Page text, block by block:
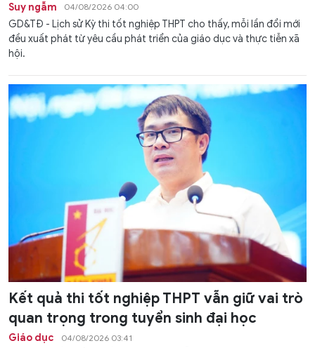
Suy ngẫm 04/08/2026 04:00
GD&TĐ - Lịch sử Kỳ thi tốt nghiệp THPT cho thấy, mỗi lần đổi mới
đều xuất phát từ yêu cầu phát triển của giáo dục và thực tiễn xã
hội.
Kết quả thi tốt nghiệp THPT vẫn giữ vai trò
quan trọng trong tuyển sinh đại học
Giáo dục 04/08/2026 03:41